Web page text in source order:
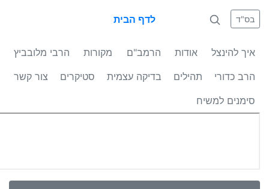
לדף הבית בס"ד
איך להינצל אודות הרמב"ם מקורות
הרבי מלובביץ
הרב כדורי
תהילים בדיקה עצמית סטיקרים
צור קשר
סימנים למשיח